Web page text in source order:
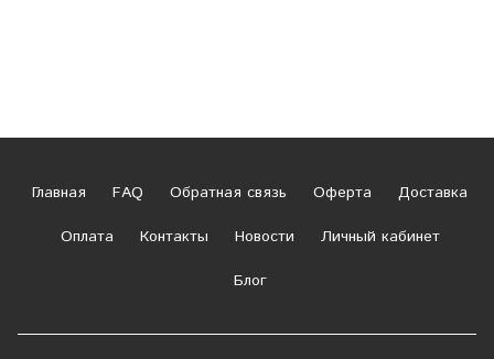
Главная FAQ Обратная связь Оферта
Доставка
Оплата
Контакты Новости
Личный кабинет
Блог